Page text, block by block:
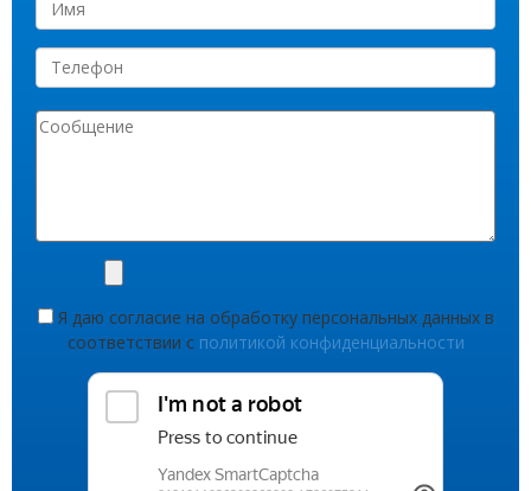
Я даю согласие на обработку персональных данных в
соответствии с политикой конфиденциальности